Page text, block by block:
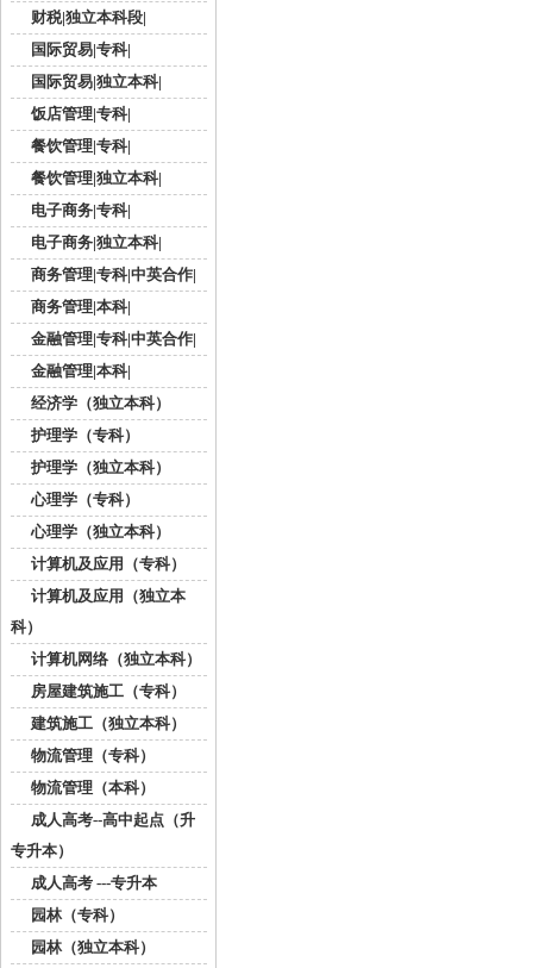
财税|独立本科段|
国际贸易|专科|
国际贸易|独立本科|
饭店管理|专科|
餐饮管理|专科|
餐饮管理|独立本科|
电子商务|专科|
电子商务|独立本科|
商务管理|专科|中英合作|
商务管理|本科|
金融管理|专科|中英合作|
金融管理|本科|
经济学（独立本科）
护理学（专科）
护理学（独立本科）
心理学（专科）
心理学（独立本科）
计算机及应用（专科）
计算机及应用（独立本
科）
计算机网络（独立本科）
房屋建筑施工（专科）
建筑施工（独立本科）
物流管理（专科）
物流管理（本科）
成人高考--高中起点（升
专升本）
成人高考 ---专升本
园林（专科）
园林（独立本科）